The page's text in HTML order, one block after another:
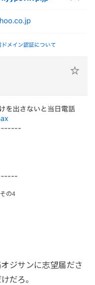
の4
ジサンに志望届ださ
だろ。